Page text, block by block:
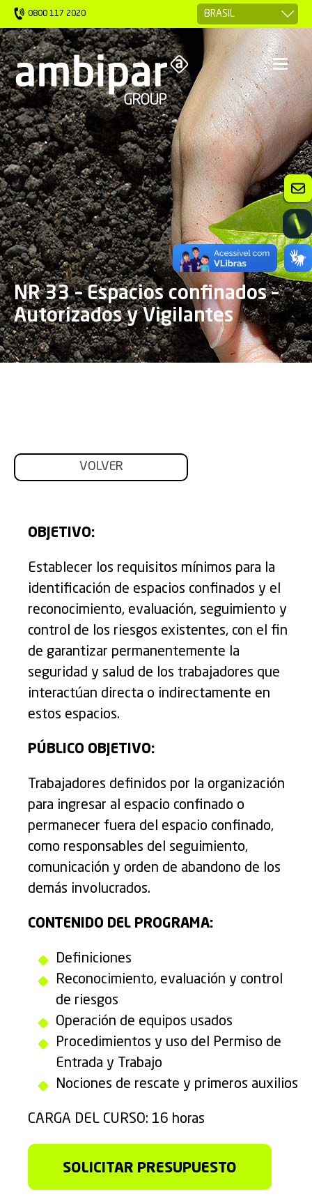
0800 117 2020
NR 33 – Espacios confinados –
Autorizados y Vigilantes
VOLVER
OBJETIVO:
Establecer los requisitos mínimos para la
identificación de espacios confinados y el
reconocimiento, evaluación, seguimiento y
control de los riesgos existentes, con el fin
de garantizar permanentemente la
seguridad y salud de los trabajadores que
interactúan directa o indirectamente en
estos espacios.
PÚBLICO OBJETIVO:
Trabajadores definidos por la organización
para ingresar al espacio confinado o
permanecer fuera del espacio confinado,
como responsables del seguimiento,
comunicación y orden de abandono de los
demás involucrados.
CONTENIDO DEL PROGRAMA:
Definiciones
Reconocimiento, evaluación y control
de riesgos
Operación de equipos usados ​​
Procedimientos y uso del Permiso de
Entrada y Trabajo
Nociones de rescate y primeros auxilios
CARGA DEL CURSO: 16 horas
SOLICITAR PRESUPUESTO